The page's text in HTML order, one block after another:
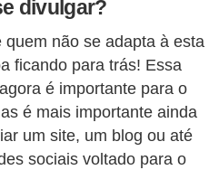
divulgar?
não se adapta à esta
ficando para trás! Essa
é importante para o
é mais importante ainda
um site, um blog ou até
sociais voltado para o